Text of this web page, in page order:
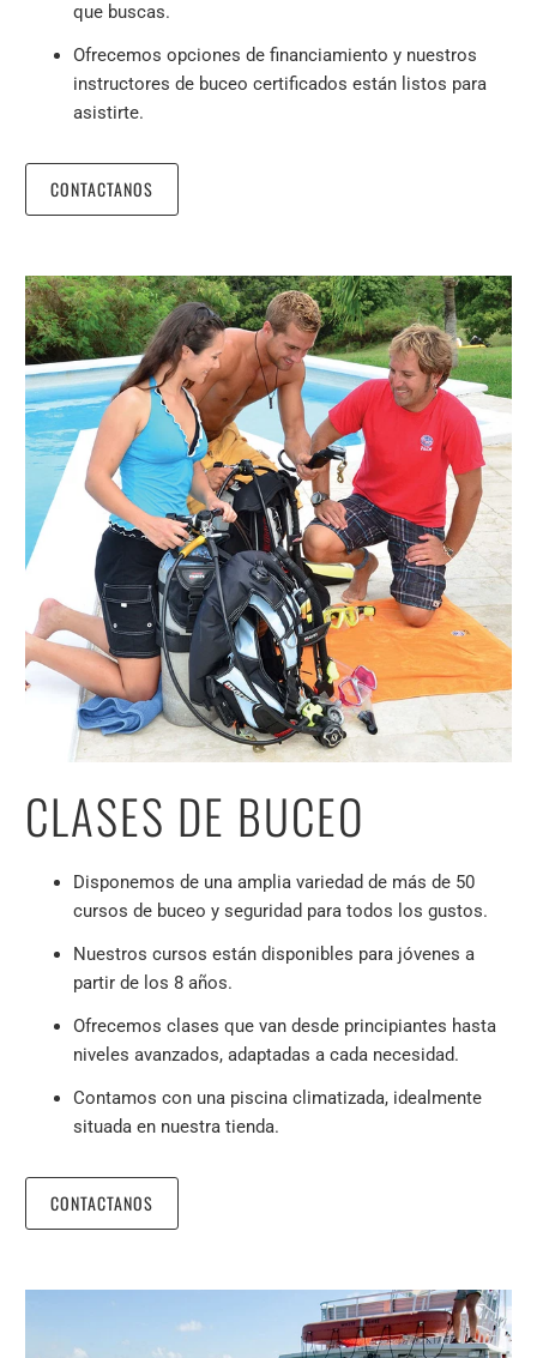
que buscas.
Ofrecemos opciones de financiamiento y nuestros
instructores de buceo certificados están listos para
asistirte.
CONTACTANOS
CLASES DE BUCEO
Disponemos de una amplia variedad de más de 50
cursos de buceo y seguridad para todos los gustos.
Nuestros cursos están disponibles para jóvenes a
partir de los 8 años.
Ofrecemos clases que van desde principiantes hasta
niveles avanzados, adaptadas a cada necesidad.
Contamos con una piscina climatizada, idealmente
situada en nuestra tienda.
CONTACTANOS